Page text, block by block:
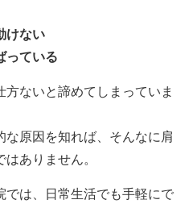
けない
っている
ないと諦めてしまっていま
な原因を知れば、そんなに肩
ありません。
では、日常生活でも手軽にで